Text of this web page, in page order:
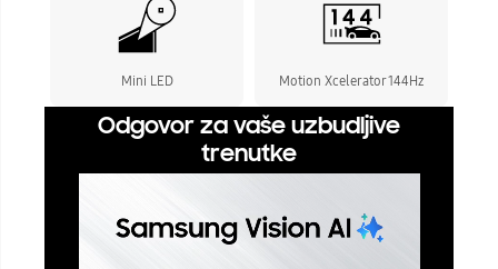
Mini LED Motion Xcelerator 144Hz
Odgovor za vaše uzbudljive
trenutke